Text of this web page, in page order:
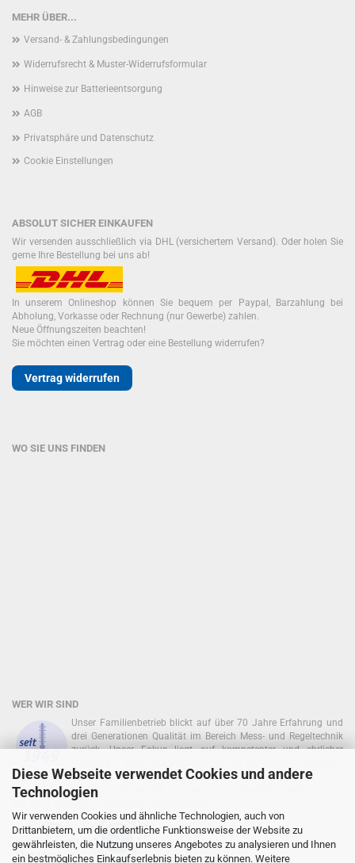
Diese Webseite verwendet Cookies und andere
Technologien
Wir verwenden Cookies und ähnliche Technologien, auch von
Drittanbietern, um die ordentliche Funktionsweise der Website zu
gewährleisten, die Nutzung unseres Angebotes zu analysieren und Ihnen
ein bestmögliches Einkaufserlebnis bieten zu können. Weitere
MEHR ÜBER...
Versand- & Zahlungsbedingungen
Widerrufsrecht & Muster-Widerrufsformular
Hinweise zur Batterieentsorgung
AGB
Privatsphäre und Datenschutz
Cookie Einstellungen
ABSOLUT SICHER EINKAUFEN
Wir versenden ausschließlich via DHL (versichertem Versand). Oder holen Sie
gerne Ihre Bestellung bei uns ab!
In unserem Onlineshop können Sie bequem per Paypal, Barzahlung bei
Abholung, Vorkasse oder Rechnung (nur Gewerbe) zahlen.
Neue Öffnungszeiten beachten!
Sie möchten einen Vertrag oder eine Bestellung widerrufen?
Vertrag widerrufen
WO SIE UNS FINDEN
WER WIR SIND
Unser Familienbetrieb blickt auf über 70 Jahre Erfahrung und
drei Generationen Qualität im Bereich Mess- und Regeltechnik
zurück. Unser Fokus liegt auf kompetenter und ehrlicher
zurück!
In unserem Onlineshop können Sie absolut sicher einkaufen. Dafür sind wir
seit 2010 Mitglied im Deutschen Händlerbund: